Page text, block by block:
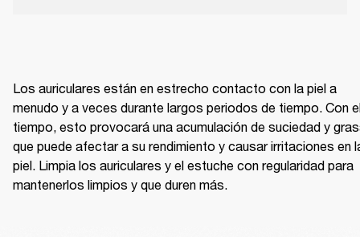
Los auriculares están en estrecho contacto con la piel a
menudo y a veces durante largos periodos de tiempo. Con
tiempo, esto provocará una acumulación de suciedad y
que puede afectar a su rendimiento y causar irritaciones en
piel. Limpia los auriculares y el estuche con regularidad para
mantenerlos limpios y que duren más.